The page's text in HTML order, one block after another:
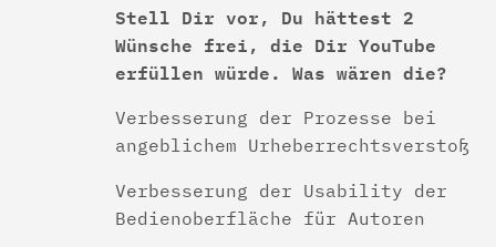
Stell Dir vor, Du hättest 2
Wünsche frei, die Dir YouTube
erfüllen würde. Was wären die?
Verbesserung der Prozesse bei
angeblichem Urheberrechtsverstoß
Verbesserung der Usability der
Bedienoberfläche für Autoren